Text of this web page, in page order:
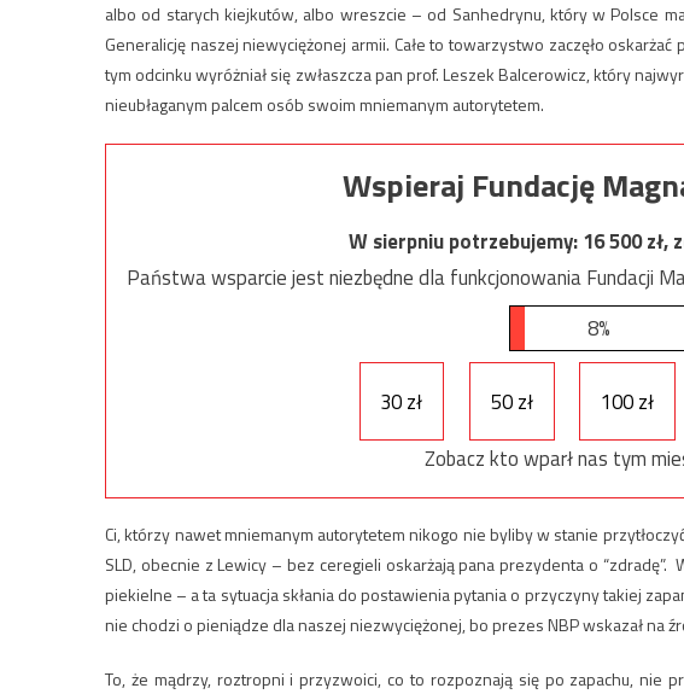
albo od starych kiejkutów, albo wreszcie – od Sanhedrynu, który w Polsce
Generalicję naszej niewyciężonej armii. Całe to towarzystwo zaczęło
tym odcinku wyróżniał się zwłaszcza pan prof. Leszek Balcerowicz, który
nieubłaganym palcem osób swoim mniemanym autorytetem.
Wspieraj Fundację
W sierpniu potrzebujemy:16 500zł,
Państwa wsparcie jest niezbędne dla funkcjonowania Fundacji
8%
30 zł 50 zł 100 zł
Zobacz kto wparł nas tym
Ci, którzy nawet mniemanym autorytetem nikogo nie byliby w stanie
SLD, obecnie z Lewicy – bez ceregieli oskarżają pana prezydenta o
piekielne – a ta sytuacja skłania do postawienia pytania o przyczyny takiej
nie chodzi o pieniądze dla naszej niezwyciężonej, bo prezes NBP wskazał na
To, że mądrzy, roztropni i przyzwoici, co to rozpoznają się po zapachu, nie